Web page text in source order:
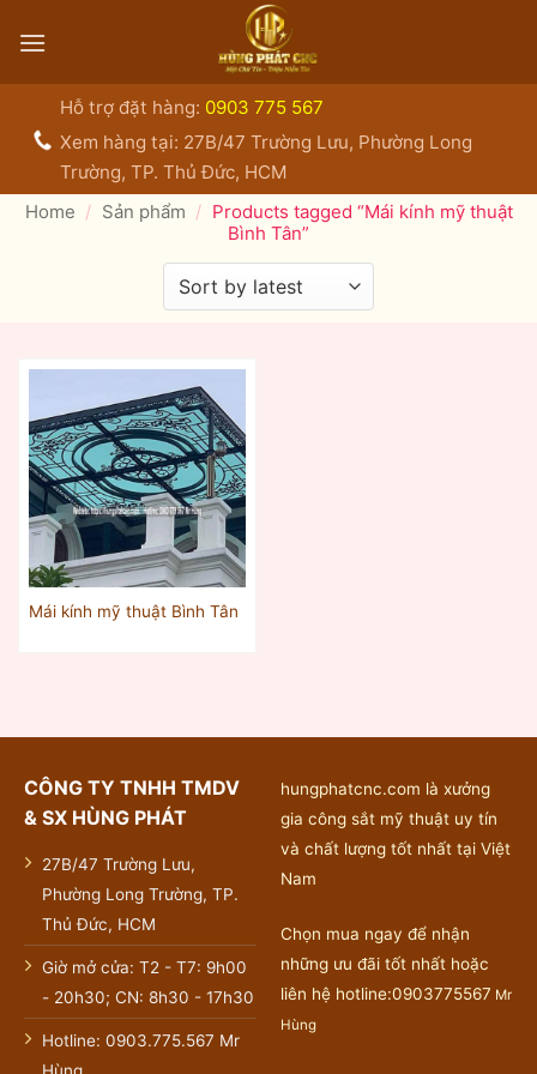
qua
Hỗ trợ đặt hàng: 0903 775 567
Xem hàng tại: 27B/47 Trường Lưu, Phường Long
Trường, TP. Thủ Đức, HCM
Home / Sản phẩm / Products tagged “Mái kính mỹ thuật
Bình Tân”
Mái kính mỹ thuật Bình Tân
CÔNG TY TNHH TMDV
& SX HÙNG PHÁT
27B/47 Trường Lưu,
Phường Long Trường, TP.
Thủ Đức, HCM
Giờ mở cửa: T2 - T7: 9h00
- 20h30; CN: 8h30 - 17h30
Hotline: 0903.775.567 Mr
hungphatcnc.com là xưởng
gia công sắt mỹ thuật uy tín
và chất lượng tốt nhất tại Việt
Nam
Chọn mua ngay để nhận
những ưu đãi tốt nhất hoặc
liên hệ hotline:0903775567 Mr
Hùng